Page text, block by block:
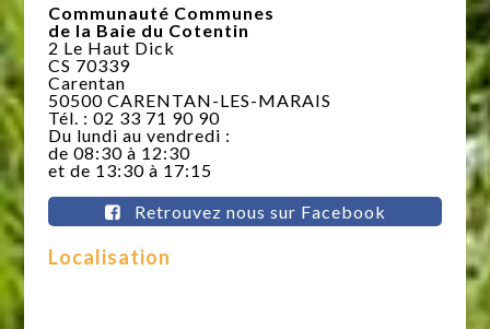
Communauté Communes
de la Baie du Cotentin
2 Le Haut Dick
CS 70339
Carentan
50500 CARENTAN-LES-MARAIS
Tél. : 02 33 71 90 90
Du lundi au vendredi :
de 08:30 à 12:30
et de 13:30 à 17:15
Retrouvez nous sur Facebook
Localisation